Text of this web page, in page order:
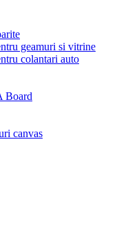
geamuri si vitrine
colantari auto
Board
canvas